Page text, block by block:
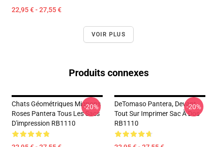
22,95 € - 27,55 €
VOIR PLUS
Produits connexes
Chats Géométriques Mignons
Roses Pantera Tous Les Sacs
D'impression RB1110
-20%
DeTomaso Pantera, Devant
Tout Sur Imprimer Sac À Dos
RB1110
-20%